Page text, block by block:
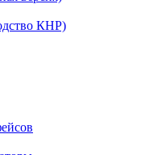
КНР)